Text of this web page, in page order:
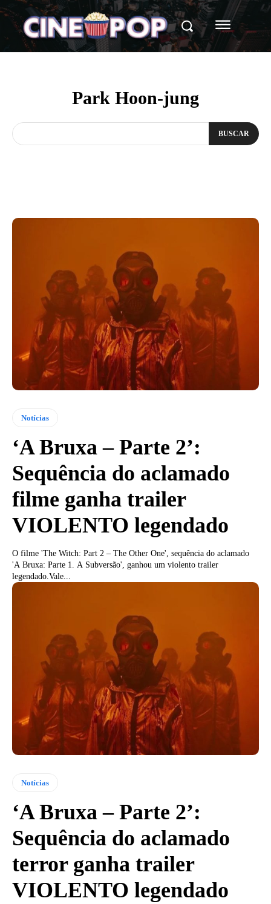
Park Hoon-jung
BUSCAR
Notícias
‘A Bruxa – Parte 2’:
Sequência do aclamado
filme ganha trailer
VIOLENTO legendado
O filme 'The Witch: Part 2 – The Other One', sequência do aclamado
'A Bruxa: Parte 1. A Subversão', ganhou um violento trailer
legendado.Vale...
Notícias
‘A Bruxa – Parte 2’:
Sequência do aclamado
terror ganha trailer
VIOLENTO legendado